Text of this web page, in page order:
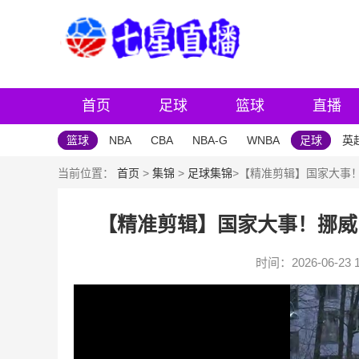
首页 足球 篮球 直播
篮球 NBA CBA NBA-G WNBA 足球 英
当前位置： 首页 > 集锦 > 足球集锦>【精准剪辑】国家大事
【精准剪辑】国家大事！挪
时间：2026-06-23